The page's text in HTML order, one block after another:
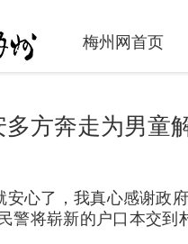
梅州网首页
多方奔走为男童
安心了，我真心感谢政
警将崭新的户口本交